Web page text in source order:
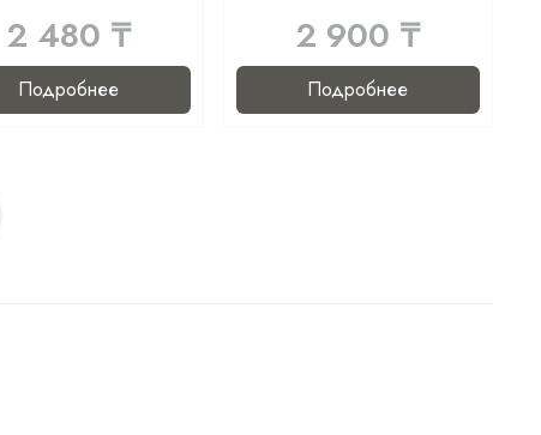
2 480 ₸
Подробнее
2 900 ₸
Подробнее